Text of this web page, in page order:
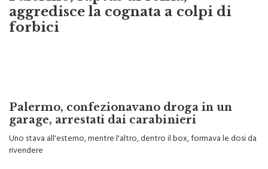
aggredisce la cognata a colpi di
forbici
Palermo, confezionavano droga in un
garage, arrestati dai carabinieri
Uno stava all'esterno, mentre l'altro, dentro il box, formava le dosi da
rivendere